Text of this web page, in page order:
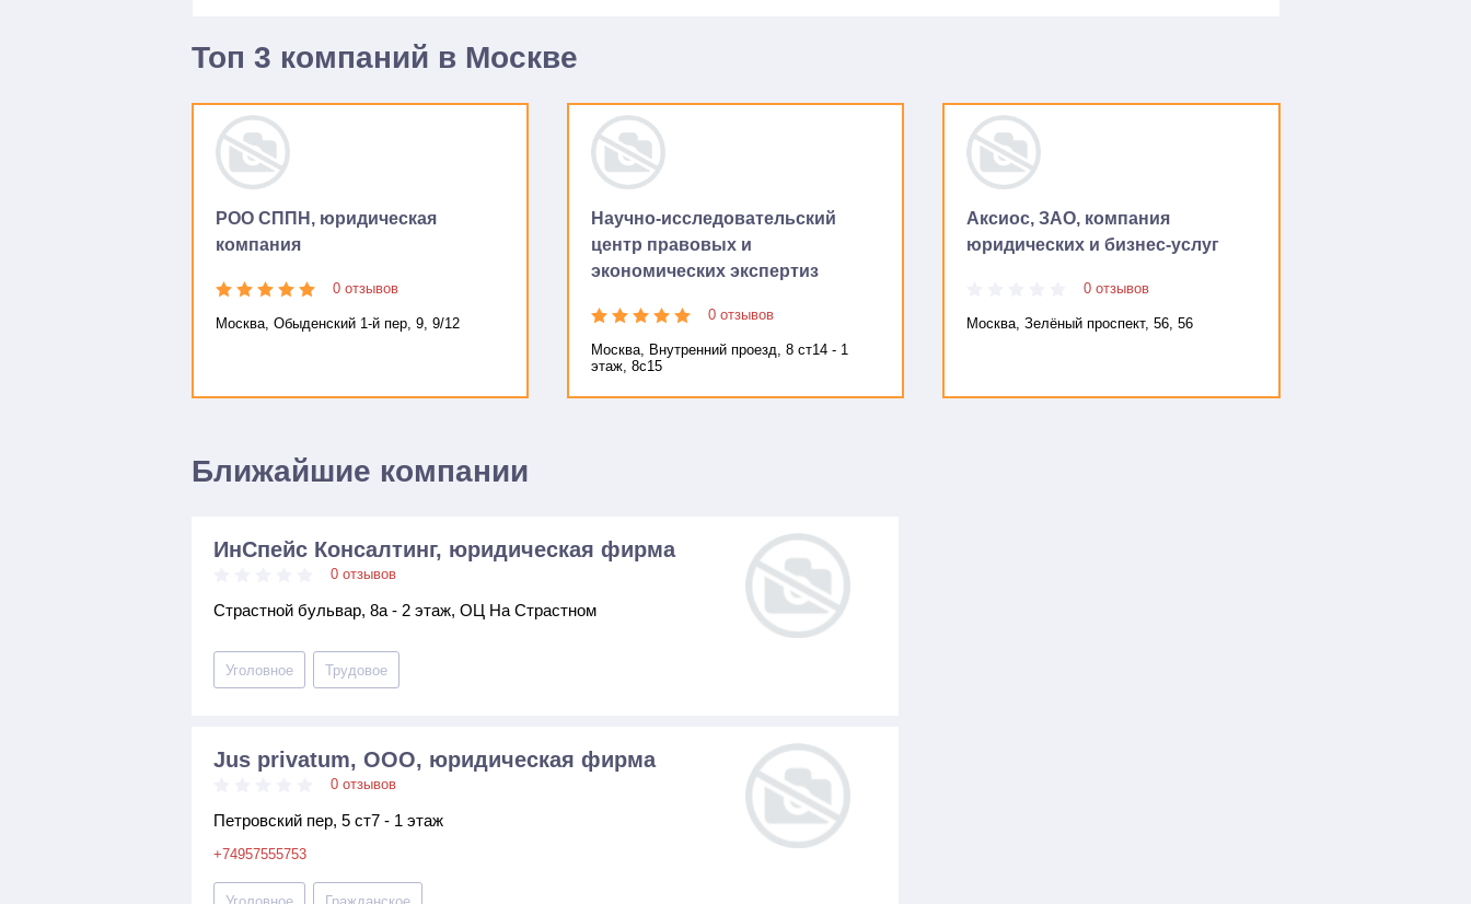
Топ 3 компаний в Москве
РОО СППН, юридическая
компания
0 отзывов
Москва, Обыденский 1-й пер, 9, 9/12
Научно-исследовательский
центр правовых и
экономических экспертиз
0 отзывов
Москва, Внутренний проезд, 8 ст14 - 1
этаж, 8с15
Аксиос, ЗАО, компания
юридических и бизнес-услуг
0 отзывов
Москва, Зелёный проспект, 56, 56
Ближайшие компании
ИнСпейс Консалтинг, юридическая фирма
0 отзывов
Страстной бульвар, 8а - 2 этаж, ОЦ На Страстном
Уголовное Трудовое
Jus privatum, ООО, юридическая фирма
0 отзывов
Петровский пер, 5 ст7 - 1 этаж
+74957555753